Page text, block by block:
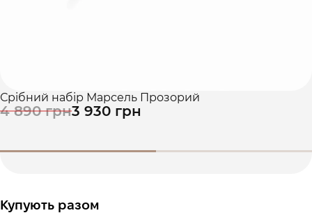
Срібний набір Марсель Прозорий
4 890 грн3 930 грн
Купують разом